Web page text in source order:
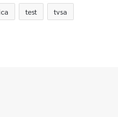
test tvsa